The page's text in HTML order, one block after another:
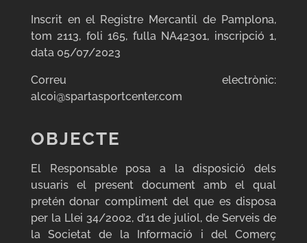
Inscrit en el Registre Mercantil de Pamplona,
tom 2113, foli 165, fulla NA42301, inscripció 1,
data 05/07/2023
Correu electrònic:
alcoi@spartasportcenter.com
OBJECTE
El Responsable posa a la disposició dels
usuaris el present document amb el qual
pretén donar compliment del que es disposa
per la Llei 34/2002, d’11 de juliol, de Serveis de
la Societat de la Informació i del Comerç